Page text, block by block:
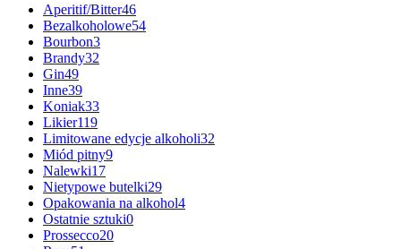
Aperitif/Bitter46
Bezalkoholowe54
Bourbon3
Brandy32
Gin49
Inne39
Koniak33
Likier119
Limitowane edycje alkoholi32
Miód pitny9
Nalewki17
Nietypowe butelki29
Opakowania na alkohol4
Ostatnie sztuki0
Prossecco20